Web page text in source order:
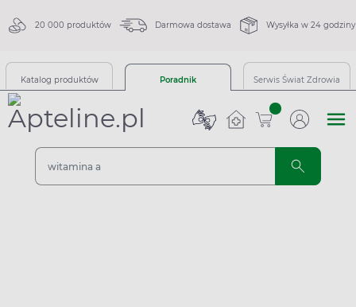
20 000 produktów Darmowa dostawa Wysyłka w 24 godziny
Katalog produktów Poradnik Serwis Świat Zdrowia
sztuk